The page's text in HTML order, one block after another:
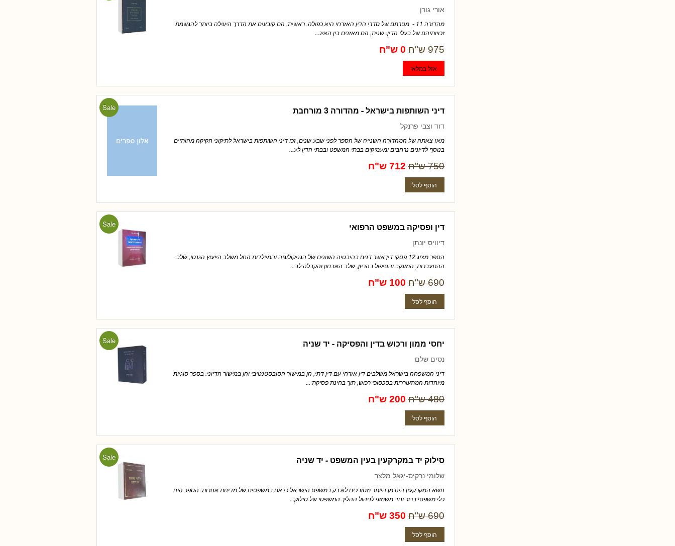
אורי גורן
מהדורה 11 - מטרתם של סדרי הדין האזרחי היא כפולה. ראשית, הם קובעים את הדרך היעילה ביותר להגשמת
זכויותיהם של בעלי הדין. שנית, הם מאזנים בין האינ...
975 ש"ח 0 ש"ח
Sale דיני השותפות בישראל - מהדורה 3 מורחבת
דוד וצבי פרנקל
מאז צאתה של המהדורה השנייה של הספר לפני שבע שנים, זכו דיני השותפות בישראל לתיקוני חקיקה מהותיים
בנוסף לדיונים נרחבים ומעמיקים בבתי המשפט ובבתי הדין לע...
750 ש"ח 712 ש"ח
Sale דין ופסיקה במשפט הרפואי
דיוויס יונתן
הספר מציג 12 פסקי דין אשר דנים בהיבטיה השונים של הגניקולוגיה והמיילדות החל משלב הייעוץ הגנטי, שלב
ההתעברות, המעקב והטיפול בהריון, שלב האבחון והקבלה לב...
690 ש"ח 100 ש"ח
Sale יחסי ממון ורכוש בדין והפסיקה - יד שניה
נסים שלם
דיני המשפחה בישראל משלבים דין אזרחי עם דין דתי, הן במישור הסובסטנטיבי והן במישור הדיוני. בספר סוגיות
מיוחדות המתעוררות בסכסוכי רכוש, תוך בחינת פסיקת ...
480 ש"ח 200 ש"ח
Sale סילוק יד במקרקעין בעין המשפט - יד שניה
שלומי נרקיס-יגאל מלצר
נושא המקרקעין הינו מן היותר מסובכים לא רק במשפט הישראל כי אם במשפטים של מדינות אחרות. הספר הינו
כלי משפטי ברור וחד משמעי לניהול ההליך המשפטי של סילוק...
690 ש"ח 350 ש"ח